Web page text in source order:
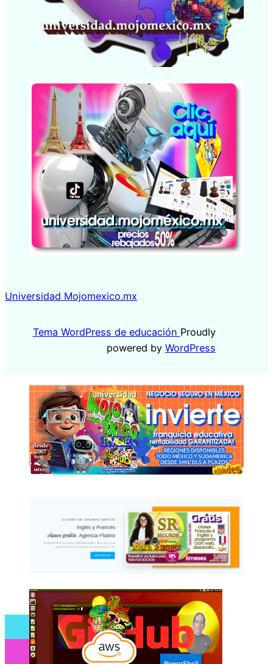
Universidad Mojomexico.mx
Tema WordPress de educación Proudly
powered by WordPress